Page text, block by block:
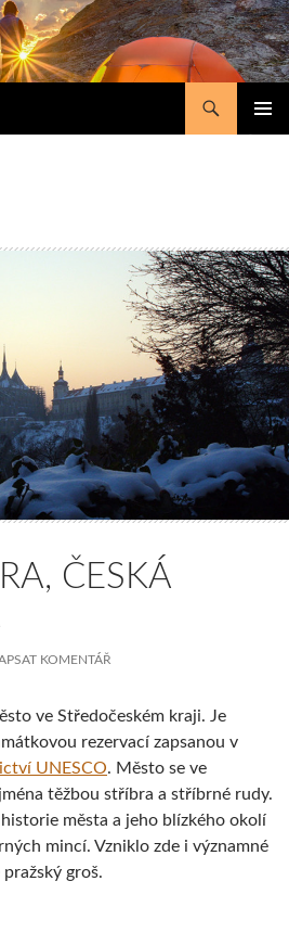
ČESKÁ
KOMENTÁŘ
ve Středočeském kraji. Je
rezervací zapsanou v
UNESCO. Město se ve
těžbou stříbra a stříbrné rudy.
města a jeho blízkého okolí
mincí. Vzniklo zde i významné
groš.
Hora, Česká republika